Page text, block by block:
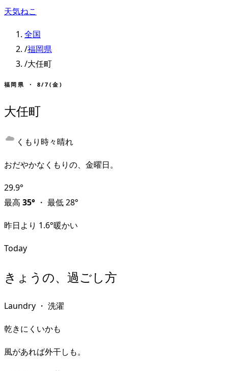
天気ねこ
全国
/福岡県
/大任町
福岡県 ・ 8/7(金)
大任町
くもり時々晴れ
おだやかなくもりの、金曜日。
29.9°
最高 35° ・ 最低28°
昨日より 1.6°暖かい
Today
きょうの、過ごし方
Laundry ・ 洗濯
乾きにくいかも
風があれば外干しも。